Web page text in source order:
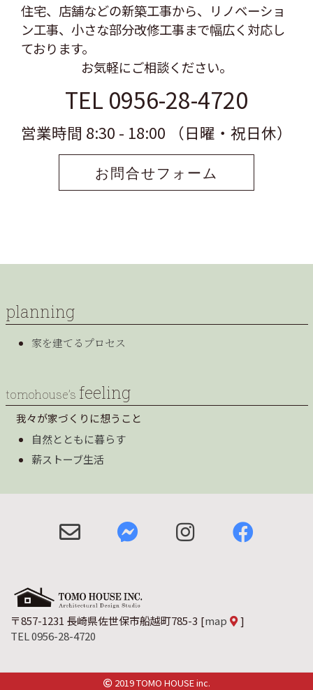
住宅、店舗などの新築工事から、リノベーショ
ン工事、 小さな部分改修工事まで幅広く対応し
ております。
お気軽にご相談ください。
TEL 0956-28-4720
営業時間 8:30 - 18:00 （日曜・祝日休）
お問合せフォーム
planning
家を建てるプロセス
tomohouse’s feeling
我々が家づくりに想うこと
自然とともに暮らす
薪ストーブ生活
〒857-1231 長崎県佐世保市船越町785-3 [map
]
TEL 0956-28-4720
2019 TOMO HOUSE inc.